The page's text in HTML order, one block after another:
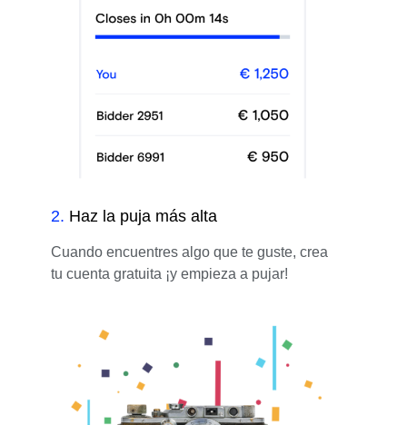
2. Haz la puja más alta
Cuando encuentres algo que te guste, crea
tu cuenta gratuita ¡y empieza a pujar!